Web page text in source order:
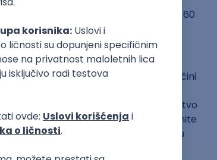
se probuditi i shvatiti da imate 60
trenutku. Šta pod tim mislim: Pa, čini
toga, zašto ne ceniti svaki mali
predivnoj planeti. I najveće zadovoljstvo
Umesto da pošaljete poruku, podignite
o bilo čemu sa njom. To su